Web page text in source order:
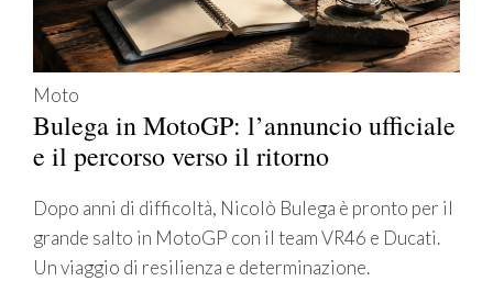
Moto
Bulega in MotoGP: l’annuncio ufficiale
e il percorso verso il ritorno
Dopo anni di difficoltà, Nicolò Bulega è pronto per il
grande salto in MotoGP con il team VR46 e Ducati.
Un viaggio di resilienza e determinazione.